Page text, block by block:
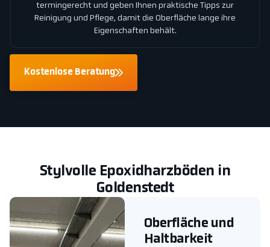
termingerecht und geben Ihnen praktische Tipps zur
Reinigung und Pflege, damit die Oberfläche lange ihre
Eigenschaften behält.
Kostenlose Beratung
Stylvolle Epoxidharzböden in
Goldenstedt
Oberfläche und
Haltbarkeit